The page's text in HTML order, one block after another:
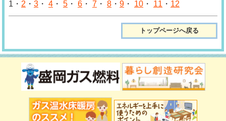
1・ 2 ・ 3・ 4・ 5・ 6・ 7・ 8・ 9・ 10・ 11 ・ 12
トップページへ戻る